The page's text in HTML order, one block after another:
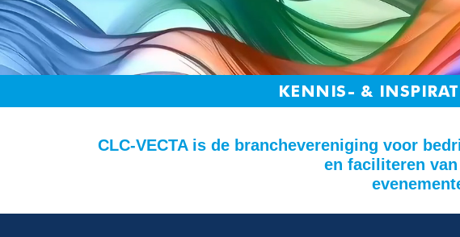
KENNIS- &
CLC-VECTA is de branchevereniging voor
en faciliteren